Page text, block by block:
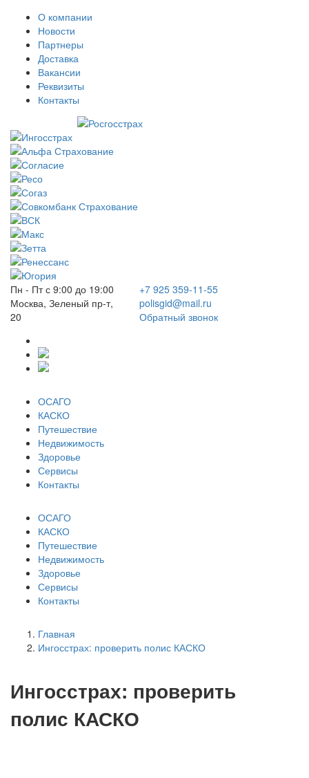
О компании
Новости
Партнеры
Доставка
Вакансии
Реквизиты
Контакты
Пн - Пт с 9:00 до 19:00
Москва, Зеленый пр-т,
20
+7 925 359-11-55
polisgid@mail.ru
Обратный звонок
ОСАГО
КАСКО
Путешествие
Недвижимость
Здоровье
Сервисы
Контакты
ОСАГО
КАСКО
Путешествие
Недвижимость
Здоровье
Сервисы
Контакты
Главная
Ингосстрах: проверить полис КАСКО
Ингосстрах: проверить
полис КАСКО